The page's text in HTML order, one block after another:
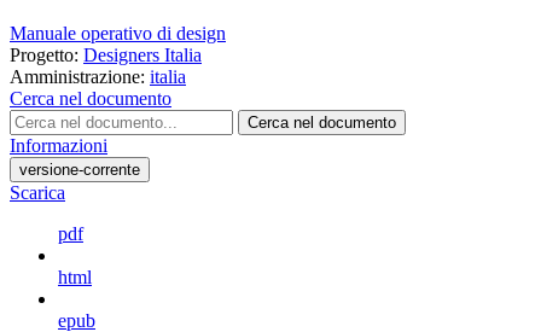
Manuale operativo di design
Progetto: Designers Italia
Amministrazione: italia
Cerca nel documento
Cerca nel documento
Informazioni
versione-corrente
Scarica
pdf
html
epub